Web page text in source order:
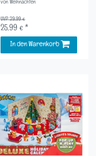
von Weihnachten
UVP 29,99 €
25,99 € *
In den Warenkorb